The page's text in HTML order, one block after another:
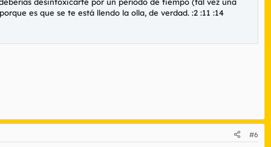
es que se te está llendo la olla, de verdad. :2 :11 :14
#6